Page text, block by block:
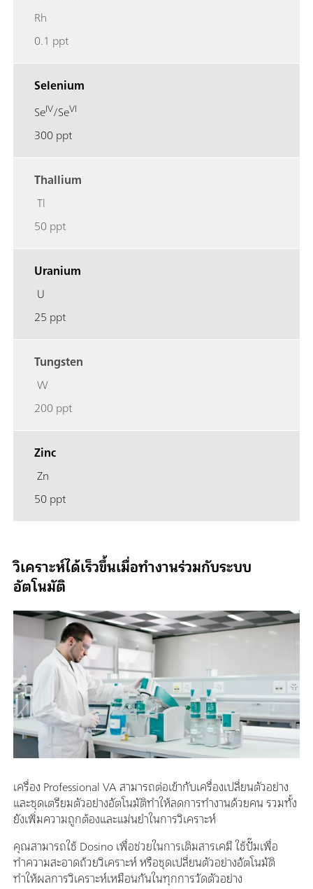
Rh
0.1 ppt
Selenium
SeIV/SeVI
300 ppt
Thallium
Tl
50 ppt
Uranium
U
25 ppt
Tungsten
W
200 ppt
Zinc
Zn
50 ppt
วิเคราะห์ได้เร็วขึ้นเมื่อทำงานร่วมกับระบบ
อัตโนมัติ
เครื่อง Professional VA สามารถต่อเข้ากับเครื่องเปลี่ยนตัวอย่าง
และชุดเตรียมตัวอย่างอัตโนมัติทำให้ลดการทำงานด้วยคน รวมทั้ง
ยังเพิ่มความถูกต้องและแม่นยำในการวิเคราะห์
คุณสามารถใช้ Dosino เพื่อช่วยในการเติมสารเคมี ใช้ปั๊มเพื่อ
ทำความสะอาดถ้วยวิเคราะห์ หรือชุดเปลี่ยนตัวอย่างอัตโนมัติ
ทำให้ผลการวิเคราะห์เหมือนกันในทุกการวัดตัวอย่าง